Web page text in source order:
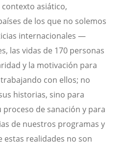
asiático,
de los que no solemos
internacionales —
las vidas de 170 personas
y la motivación para
con ellos; no
historias, sino para
de sanación y para
de nuestros programas y
estas realidades no son